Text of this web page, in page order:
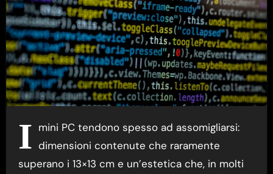
I mini PC tendono spesso ad assomigliarsi:
dimensioni contenute che raramente
superano i 13×13 cm e un’estetica che, in molti